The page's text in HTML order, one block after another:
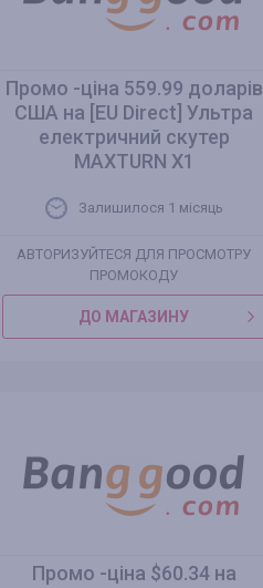
Промо -ціна 559.99 доларів
США на [EU Direct] Ультра
електричний скутер
MAXTURN X1
Залишилося 1 місяць
АВТОРИЗУЙТЕСЯ ДЛЯ ПРОСМОТРУ
ПРОМОКОДУ
ДО МАГАЗИНУ
Промо -ціна $60.34 на